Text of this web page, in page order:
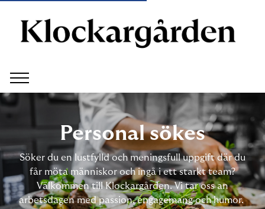
Personal sökes
Söker du en lustfylld och meningsfull uppgift där du
får möta människor och ingå i ett starkt team?
Välkommen till Klockargården. Vi tar oss an
arbetsdagen med passion, engagemang och humor.